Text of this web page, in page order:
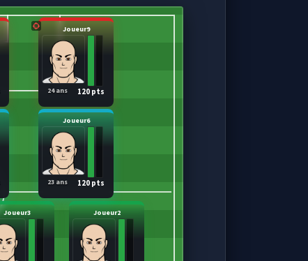
Joueur3 Joueur2
Joueur6
120 pts
23 ans
Joueur9
120 pts
24 ans